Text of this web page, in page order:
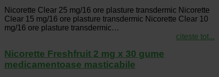
Nicorette Clear 25 mg/16 ore plasture transdermic Nicorette
Clear 15 mg/16 ore plasture transdermic Nicorette Clear 10
mg/16 ore plasture transdermic…
citeste tot...
Nicorette Freshfruit 2 mg x 30 gume
medicamentoase masticabile